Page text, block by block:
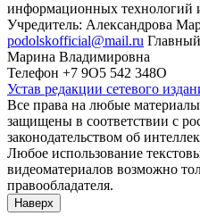
информационных технологий
Учредитель: Александрова
podolskofficial@mail.ru
Марина Владимировна
Телефон +7 9О5 542 348О
Устав редакции сетевого
Все права на любые
защищены в соответствии с
законодательством об
Любое использование
видеоматериалов возможно
правообладателя.
Наверх